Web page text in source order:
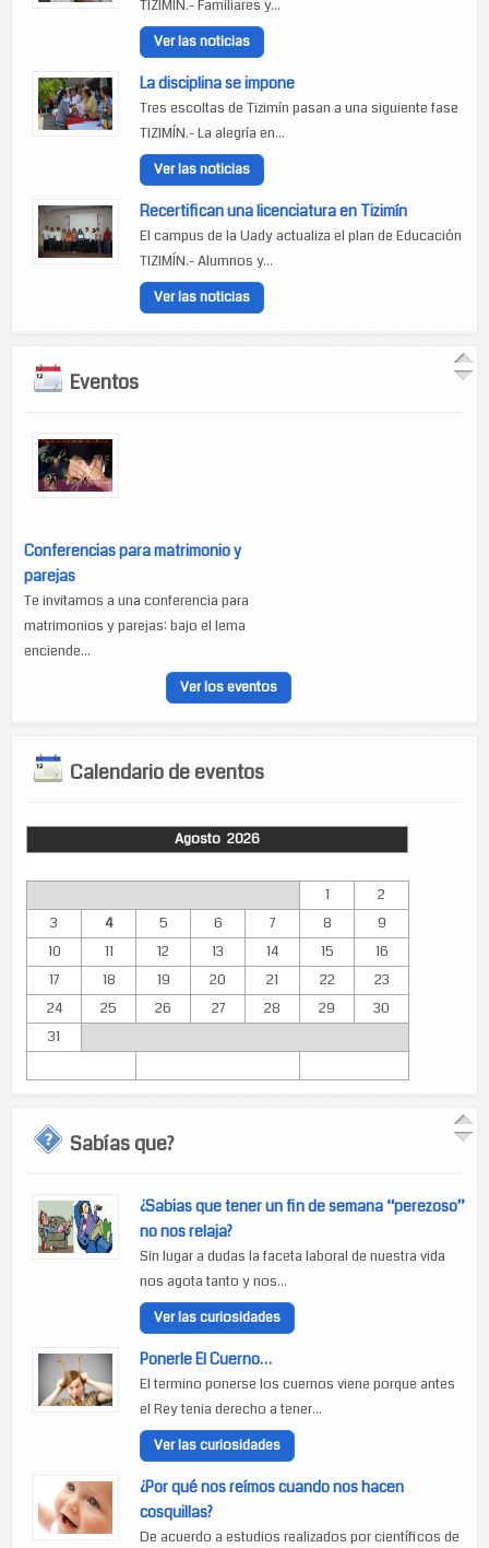
TIZIMÍN.- Familiares y...
Ver las noticias
La disciplina se impone
Tres escoltas de Tizimín pasan a una siguiente fase
TIZIMÍN.- La alegría en...
Ver las noticias
Recertifican una licenciatura en Tizimín
El campus de la Uady actualiza el plan de Educación
TIZIMÍN.- Alumnos y...
Ver las noticias
Eventos
Conferencias para matrimonio y
parejas
Te invitamos a una conferencia para
matrimonios y parejas: bajo el lema
enciende...
Ver los eventos
Calendario de eventos
Agosto 2026
1
2
3
4 5 6 7 8
9
10
11 12 13 14 15
16
17
18 19 20 21 22
23
24
25 26 27 28 29
30
31
Sabías que?
¿Sabias que tener un fin de semana “perezoso”
no nos relaja?
Sin lugar a dudas la faceta laboral de nuestra vida
nos agota tanto y nos...
Ver las curiosidades
Ponerle El Cuerno…
El termino ponerse los cuernos viene porque antes
el Rey tenia derecho a tener...
Ver las curiosidades
¿Por qué nos reímos cuando nos hacen
cosquillas?
De acuerdo a estudios realizados por científicos de